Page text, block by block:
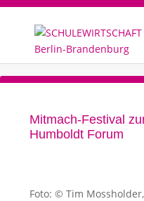
Mitmach-Festival
Humboldt Forum
Foto: © Tim